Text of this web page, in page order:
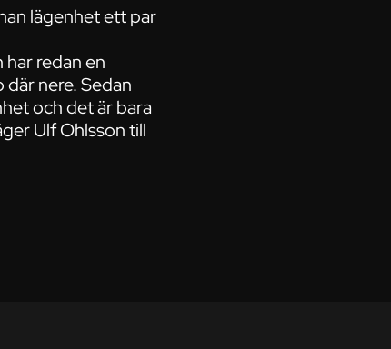
lägenhet ett par
redan en
nere. Sedan
och det är bara
Ulf Ohlsson till